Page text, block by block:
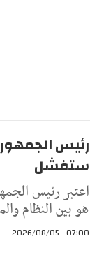
رئيس
ستفشل
اعتبر رئيس
هو بين النظام
07:00 - 2026/08/05